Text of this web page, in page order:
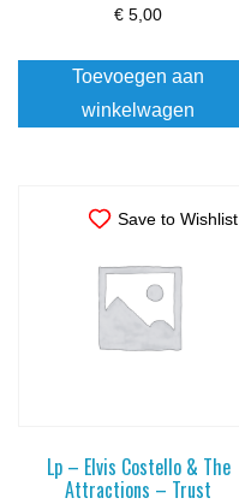
€ 5,00
Toevoegen aan
winkelwagen
Save to Wishlist
Lp – Elvis Costello & The
Attractions – Trust